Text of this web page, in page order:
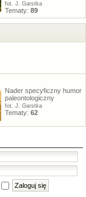
fot. J. Garstka
Tematy: 89
Nader specyficzny humor
paleontologiczny
fot. J. Garstka
Tematy: 62